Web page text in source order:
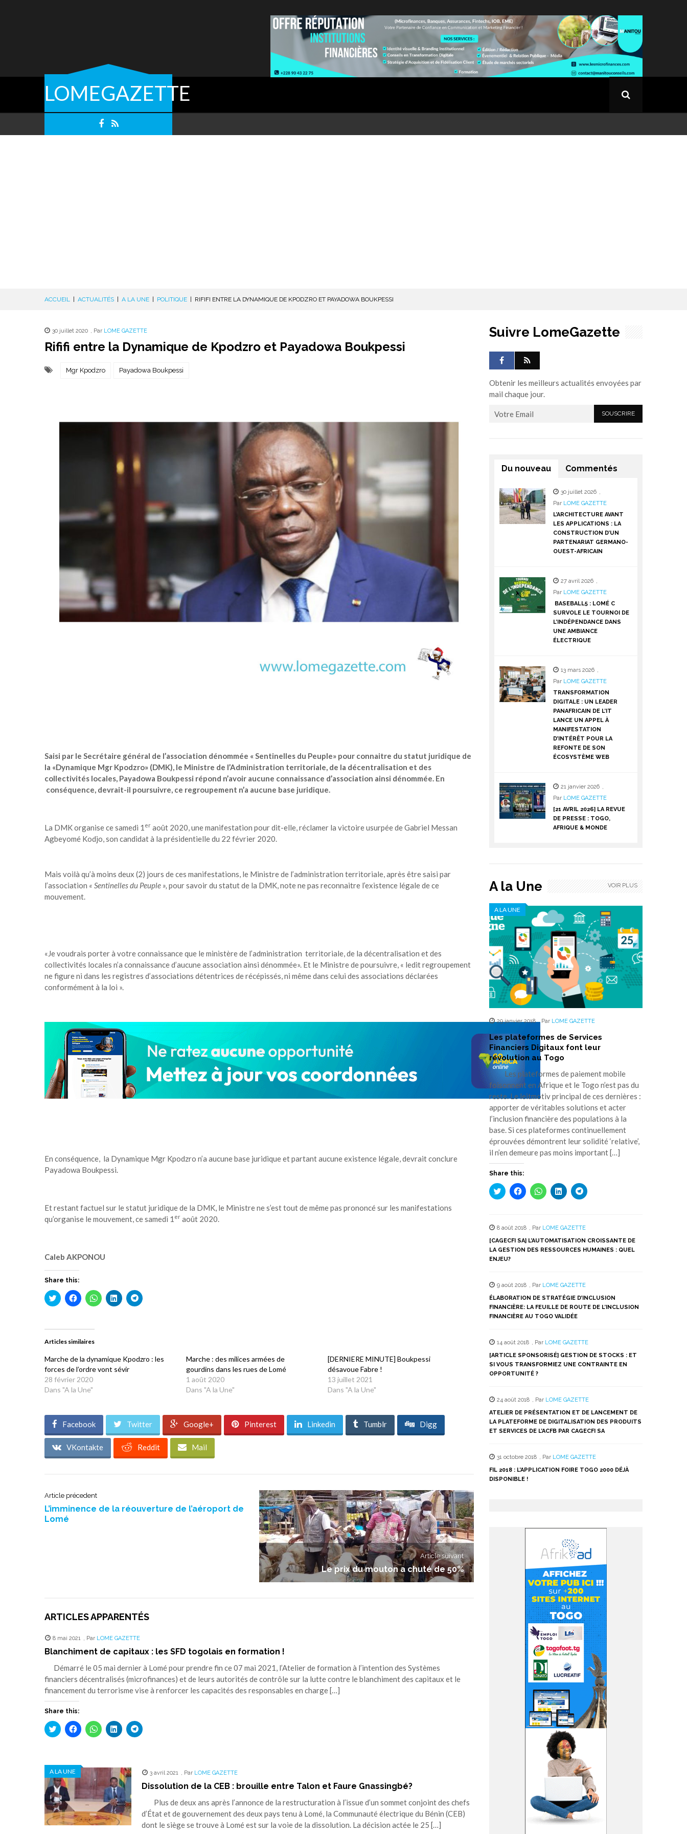
LOMEGAZETTE
ACCUEIL ACTUALITÉS A LA UNE POLITIQUE RIFIFI ENTRE LA DYNAMIQUE DE KPODZRO ET PAYADOWA BOUKPESSI
30 juillet 2020 , Par LOME GAZETTE
Rififi entre la Dynamique de Kpodzro et Payadowa Boukpessi
Mgr Kpodzro Payadowa Boukpessi
Saisi par le Secrétaire général de l’association dénommée « Sentinelles du Peuple» pour connaitre du statut juridique de
la «Dynamique Mgr Kpodzro» (DMK), le Ministre de l’Administration territoriale, de la décentralisation et des
collectivités locales, Payadowa Boukpessi répond n’avoir aucune connaissance d’association ainsi dénommée. En
conséquence, devrait-il poursuivre, ce regroupement n’a aucune base juridique.
La DMK organise ce samedi 1 er août 2020, une manifestation pour dit-elle, réclamer la victoire usurpée de Gabriel Messan
Agbeyomé Kodjo, son candidat à la présidentielle du 22 février 2020.
Mais voilà qu’à moins deux (2) jours de ces manifestations, le Ministre de l’administration territoriale, après être saisi par
l’association « Sentinelles du Peuple », pour savoir du statut de la DMK, note ne pas reconnaitre l’existence légale de ce
mouvement.
«Je voudrais porter à votre connaissance que le ministère de l’administration territoriale, de la décentralisation et des
collectivités locales n’a connaissance d’aucune association ainsi dénommée». Et le Ministre de poursuivre, « ledit regroupement
ne figure ni dans les registres d’associations détentrices de récépissés, ni même dans celui des associations déclarées
conformément à la loi ».
En conséquence, la Dynamique Mgr Kpodzro n’a aucune base juridique et partant aucune existence légale, devrait conclure
Payadowa Boukpessi.
Et restant factuel sur le statut juridique de la DMK, le Ministre ne s’est tout de même pas prononcé sur les manifestations
qu’organise le mouvement, ce samedi 1 er août 2020.
Caleb AKPONOU
Share this:
Cliquez
pour
dans
nouvelle
Cliquez
pour
dans
nouvelle
Cliquez
pour
Cliquez
pour
Cliquez
pour
Articles similaires
Marche de la dynamique Kpodzro : les
forces de l’ordre vont sévir
28 février 2020
Dans "A la Une"
Marche : des milices armées de
gourdins dans les rues de Lomé
1 août 2020
Dans "A la Une"
[DERNIERE MINUTE] Boukpessi
désavoue Fabre !
13 juillet 2021
Dans "A la Une"
Facebook Twitter Google+ Pinterest Linkedin Tumblr Digg
VKontakte Reddit Mail
Article précedent
L’imminence de la réouverture de l’aéroport de
Lomé
Article suivant
Le prix du mouton a chuté de 50%
ARTICLES APPARENTÉS
8 mai 2021 , Par LOME GAZETTE
Blanchiment de capitaux : les SFD togolais en formation !
Démarré le 05 mai dernier à Lomé pour prendre fin ce 07 mai 2021, l’Atelier de formation à l’intention des Systèmes
financiers décentralisés (microfinances) et de leurs autorités de contrôle sur la lutte contre le blanchiment des capitaux et le
financement du terrorisme vise à renforcer les capacités des responsables en charge […]
Share this:
Cliquez
pour
une
nouvelle
fenêtre)
Cliquez
pour
une
nouvelle
fenêtre)
Cliquez
pour
une
nouvelle
fenêtre)
Cliquez
pour
une
nouvelle
fenêtre)
Cliquez
pour
une
nouvelle
fenêtre)
A LA UNE 3 avril 2021 , Par LOME GAZETTE
Dissolution de la CEB : brouille entre Talon et Faure Gnassingbé?
Plus de deux ans après l’annonce de la restructuration à l’issue d’un sommet conjoint des chefs
d’État et de gouvernement des deux pays tenu à Lomé, la Communauté électrique du Bénin (CEB)
dont le siège se trouve à Lomé est sur la voie de la dissolution. La décision actée le 25 […]
Suivre LomeGazette
Obtenir les meilleurs actualités envoyées par
mail chaque jour.
Du nouveau Commentés
30 juillet 2026 ,
Par LOME GAZETTE
L’ARCHITECTURE AVANT
LES APPLICATIONS : LA
CONSTRUCTION D’UN
PARTENARIAT GERMANO-
OUEST-AFRICAIN
27 avril 2026 ,
Par LOME GAZETTE
BASEBALL5 : LOMÉ C
SURVOLE LE TOURNOI DE
L’INDÉPENDANCE DANS
UNE AMBIANCE
ÉLECTRIQUE
13 mars 2026 ,
Par LOME GAZETTE
TRANSFORMATION
DIGITALE : UN LEADER
PANAFRICAIN DE L’IT
LANCE UN APPEL À
MANIFESTATION
D’INTÉRÊT POUR LA
REFONTE DE SON
ÉCOSYSTÈME WEB
21 janvier 2026 ,
Par LOME GAZETTE
[21 AVRIL 2026] LA REVUE
DE PRESSE : TOGO,
AFRIQUE & MONDE
A la Une
A LA UNE
29 janvier 2018 , Par LOME GAZETTE
Les plateformes de Services
Financiers Digitaux font leur
révolution au Togo
Les plateformes de paiement mobile
foisonnent en Afrique et le Togo n’est pas du
reste. Le leitmotiv principal de ces dernières :
apporter de véritables solutions et acter
l’inclusion financière des populations à la
base. Si ces plateformes continuellement
éprouvées démontrent leur solidité ‘relative’,
il n’en demeure pas moins important […]
Share this:
Cliquez
pour
une
nouvelle
fenêtre)
Cliquez
pour
une
nouvelle
fenêtre)
Cliquez
pour
une
nouvelle
fenêtre)
Cliquez
pour
une
nouvelle
fenêtre)
Cliquez
pour
une
nouvelle
fenêtre)
8 août 2018 , Par LOME GAZETTE
[CAGECFI SA] L’AUTOMATISATION CROISSANTE DE
LA GESTION DES RESSOURCES HUMAINES : QUEL
ENJEU?
9 août 2018 , Par LOME GAZETTE
ÉLABORATION DE STRATÉGIE D’INCLUSION
FINANCIÈRE: LA FEUILLE DE ROUTE DE L’INCLUSION
FINANCIÈRE AU TOGO VALIDÉE
14 août 2018 , Par LOME GAZETTE
[ARTICLE SPONSORISÉ] GESTION DE STOCKS : ET
SI VOUS TRANSFORMIEZ UNE CONTRAINTE EN
OPPORTUNITÉ ?
24 août 2018 , Par LOME GAZETTE
ATELIER DE PRÉSENTATION ET DE LANCEMENT DE
LA PLATEFORME DE DIGITALISATION DES PRODUITS
ET SERVICES DE L’ACFB PAR CAGECFI SA
31 octobre 2018 , Par LOME GAZETTE
FIL 2018 : L’APPLICATION FOIRE TOGO 2000 DÉJÀ
DISPONIBLE !
VOIR PLUS